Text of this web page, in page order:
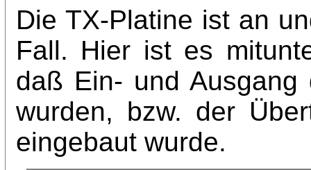
Die TX-Platine ist an
Fall. Hier ist es
daß Ein- und Ausgang
wurden, bzw. der
eingebaut wurde.